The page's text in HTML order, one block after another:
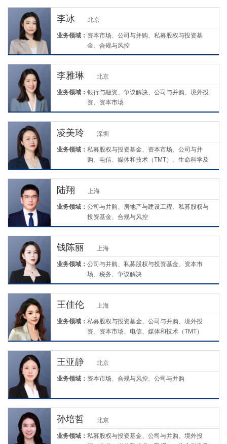
李冰 北京
业务领域： 资本市场、公司与并购、私募股权与投资基
金、合规与风控
李雅琳 北京
业务领域： 银行与融资、争议解决、公司与并购、境外投
资、资本市场
凌美玲 深圳
业务领域： 私募股权与投资基金、资本市场、公司与并
购、电信、媒体和技术（TMT）、生命科学及
医疗
陆翔 上海
业务领域： 公司与并购、房地产与建设工程、私募股权与
投资基金、合规与风控
钱陈丽 上海
业务领域： 公司与并购、私募股权与投资基金、资本市
场、税务、争议解决
王佳伦 上海
业务领域： 私募股权与投资基金、公司与并购、境外投
资、资本市场、电信、媒体和技术（TMT）
王亚静 北京
业务领域： 资本市场、合规与风控、公司与并购
孙培哲 北京
业务领域： 私募股权与投资基金、公司与并购、境外投